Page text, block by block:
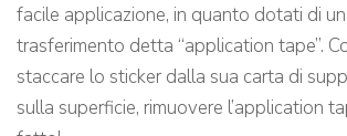
facile applicazione, in quanto dotati di
trasferimento detta “application tape”.
staccare lo sticker dalla sua carta di
sulla superficie, rimuovere l’application